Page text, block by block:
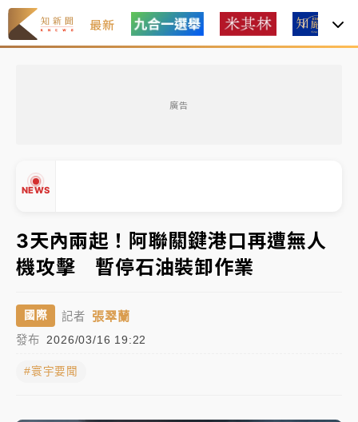
最新
廣告
NEWS
中信慈善基金會想增加董事人數！辜仲諒向法院聲請遭
駁 理由曝光
故宮《龍藏經》特展第2檔！今線上預約開賣一度塞車
周六起展出延長至晚上7時
台東農業處長涉圖利渡假村！東檢抗告成功 今重開羈
父親節泡湯了！中颱白海豚雨彈轟3天 「紅到發紫」降
雨熱區曝
3天內兩起！阿聯關鍵港口再遭無人
機攻擊 暫停石油裝卸作業
國際 記者 張翠蘭
發布 2026/03/16 19:22
#寰宇要聞